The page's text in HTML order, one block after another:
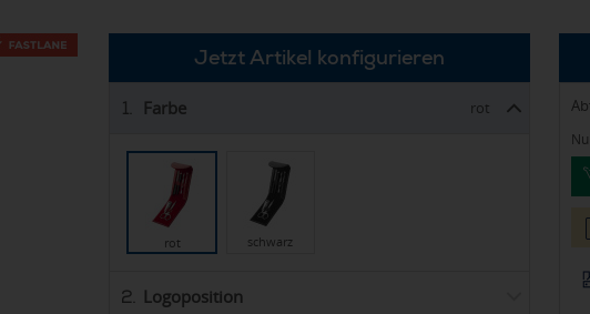
Jetzt Artikel konfigurieren
1. Farbe rot
rot schwarz
2. Logoposition